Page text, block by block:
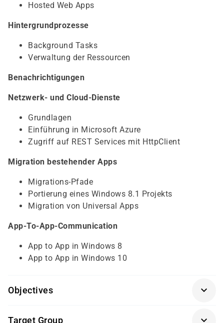
Hosted Web Apps
Hintergrundprozesse
Background Tasks
Verwaltung der Ressourcen
Benachrichtigungen
Netzwerk- und Cloud-Dienste
Grundlagen
Einführung in Microsoft Azure
Zugriff auf REST Services mit HttpClient
Migration bestehender Apps
Migrations-Pfade
Portierung eines Windows 8.1 Projekts
Migration von Universal Apps
App-To-App-Communication
App to App in Windows 8
App to App in Windows 10
Objectives
Vorkenntnisse mitbringen:
Target Group